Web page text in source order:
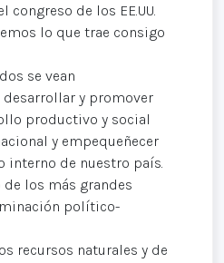
de los EE.UU.
lo que trae consigo
se vean
y promover
productivo y social
y empequeñecer
interno de nuestro país.
de los más grandes
político-
recursos naturales y de